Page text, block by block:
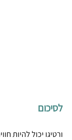
לסיכום
ורטיגו יכול להיות